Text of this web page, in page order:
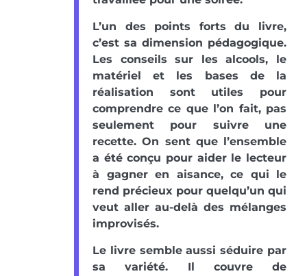
L’un des points forts du livre,
c’est sa dimension pédagogique.
Les conseils sur les alcools, le
matériel et les bases de la
réalisation sont utiles pour
comprendre ce que l’on fait, pas
seulement pour suivre une
recette. On sent que l’ensemble
a été conçu pour aider le lecteur
à gagner en aisance, ce qui le
rend précieux pour quelqu’un qui
veut aller au-delà des mélanges
improvisés.
Le livre semble aussi séduire par
sa variété. Il couvre de